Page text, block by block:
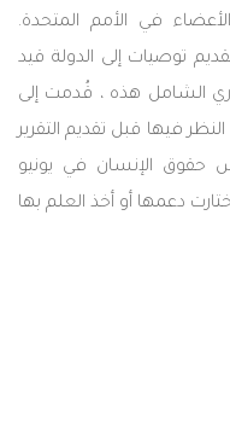
في الأمم المتحدة.
توصيات إلى الدولة قيد
الشامل هذه ، قُدمت إلى
النظر فيها قبل تقديم التقرير
حقوق الإنسان في يونيو
اختارت دعمها أو أخذ العلم بها